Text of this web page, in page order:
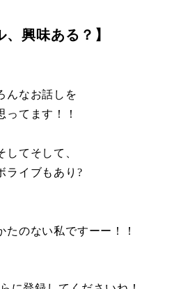
、興味ある？】
んなお話しを
ってます！！
てそして、
ライブもあり?
たのない私ですーー！！